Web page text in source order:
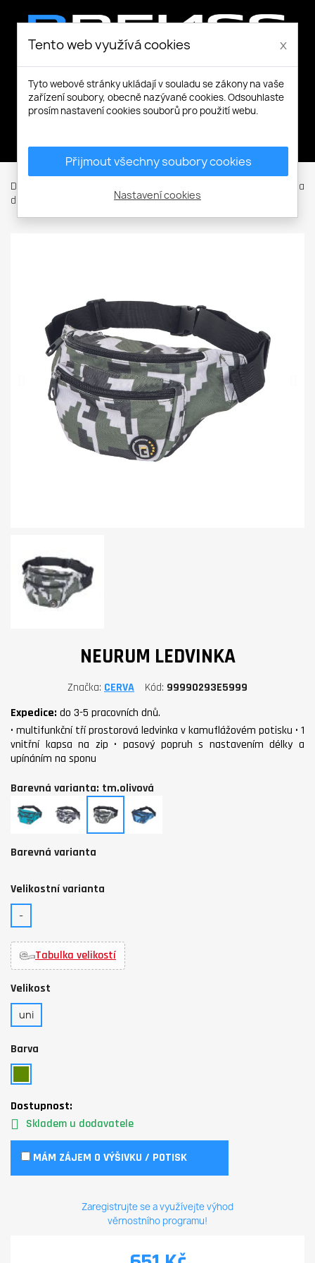
Domů
Opasky a
doplňky
NEURUM ledvinka
NEURUM LEDVINKA
Značka CERVA Kód 99990293E5999
Expedice: do 3-5 pracovních dnů.
• multifunkční tří prostorová ledvinka v kamuflážovém potisku • 1
vnitřní kapsa na zip • pasový popruh s nastavením délky a
upínáním na sponu
Barevná varianta: tm.olivová
petrolejováantracittm.olivovánavy
Barevná varianta
Velikostní varianta
-
Tabulka velikostí
Velikost
uni
Barva
Dostupnost:
Skladem u dodavatele
MÁM ZÁJEM O VÝŠIVKU / POTISK
Zaregistrujte se a využívejte výhod
věrnostního programu!
Tento web využívá cookies x
Tyto webové stránky ukládají v souladu se zákony na vaše
zařízení soubory, obecně nazývané cookies. Odsouhlaste
prosím nastavení cookies souborů pro použití webu.
Přijmout všechny soubory cookies
Nastavení cookies